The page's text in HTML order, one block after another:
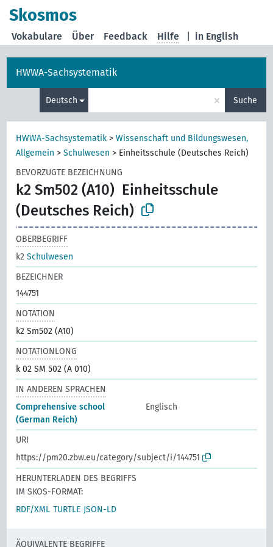
Skosmos
in English
Vokabulare Über Feedback Hilfe
HWWA-Sachsystematik
Deutsch × Suche
HWWA-Sachsystematik >Wissenschaft und Bildungswesen,
Allgemein >Schulwesen > Einheitsschule (Deutsches Reich)
BEVORZUGTE BEZEICHNUNG
k2 Sm502 (A10) Einheitsschule
(Deutsches Reich)
OBERBEGRIFF
k2Schulwesen
BEZEICHNER
144751
NOTATION
k2 Sm502 (A10)
NOTATIONLONG
k 02 SM 502 (A 010)
IN ANDEREN SPRACHEN
Comprehensive school
(German Reich)
Englisch
URI
https://pm20.zbw.eu/category/subject/i/144751
HERUNTERLADEN DES BEGRIFFS
IM SKOS-FORMAT:
RDF/XML TURTLE JSON-LD
ÄQUIVALENTE BEGRIFFE